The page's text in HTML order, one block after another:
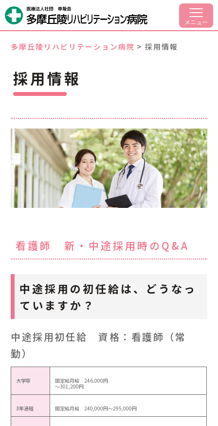
メニュー
病院案内
外来リハビリについて
交通アクセス
採用情報
代表 042-797-1701
多摩丘陵リハビリテーション病院 > 採用情報
採用情報
看護師 新・中途採用時のQ&A
中途採用の初任給は、どうなっ
ていますか？
中途採用初任給 資格：看護師（常
勤）
大学卒
固定給月給 246.000円
～301,200円
3年過程 固定給月給 240,000円～295,000円